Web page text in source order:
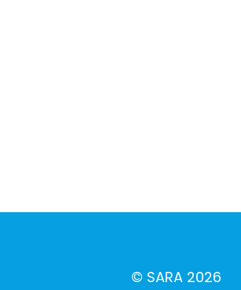
© SARA 2026